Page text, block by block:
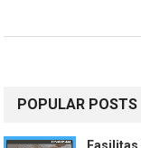
POPULAR POSTS